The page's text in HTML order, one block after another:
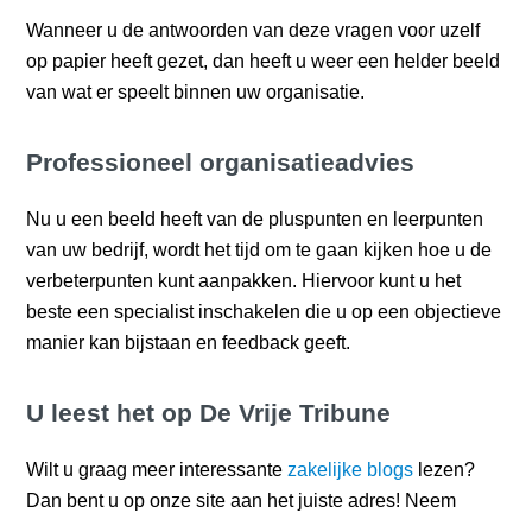
Wanneer u de antwoorden van deze vragen voor uzelf
op papier heeft gezet, dan heeft u weer een helder beeld
van wat er speelt binnen uw organisatie.
Professioneel organisatieadvies
Nu u een beeld heeft van de pluspunten en leerpunten
van uw bedrijf, wordt het tijd om te gaan kijken hoe u de
verbeterpunten kunt aanpakken. Hiervoor kunt u het
beste een specialist inschakelen die u op een objectieve
manier kan bijstaan en feedback geeft.
U leest het op De Vrije Tribune
Wilt u graag meer interessantezakelijke blogs lezen?
Dan bent u op onze site aan het juiste adres! Neem